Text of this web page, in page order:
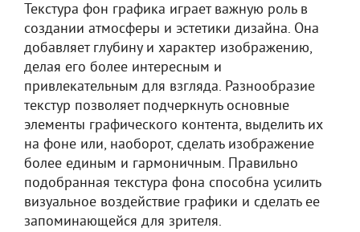
Текстура фон графика играет важную роль в
создании атмосферы и эстетики дизайна. Она
добавляет глубину и характер изображению,
делая его более интересным и
привлекательным для взгляда. Разнообразие
текстур позволяет подчеркнуть основные
элементы графического контента, выделить их
на фоне или, наоборот, сделать изображение
более единым и гармоничным. Правильно
подобранная текстура фона способна усилить
визуальное воздействие графики и сделать ее
запоминающейся для зрителя.